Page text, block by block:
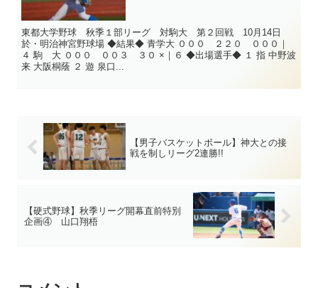
東都大学野球 秋季１部リーグ 対駒大 第２回戦 10月14日
於・明治神宮野球場 ◆結果◆ 青学大 ０００ ２２０ ０００｜
４ 駒 大 ０００ ００３ ３０ ×｜６ ◆出場選手◆ １ 指 中野波
来 大阪桐蔭 ２ 遊 泉口...
【男子バスケットボール】神大との接
戦を制しリーグ2連勝!!
【硬式野球】秋季リーグ開幕直前特別
企画④ 山口翔梧